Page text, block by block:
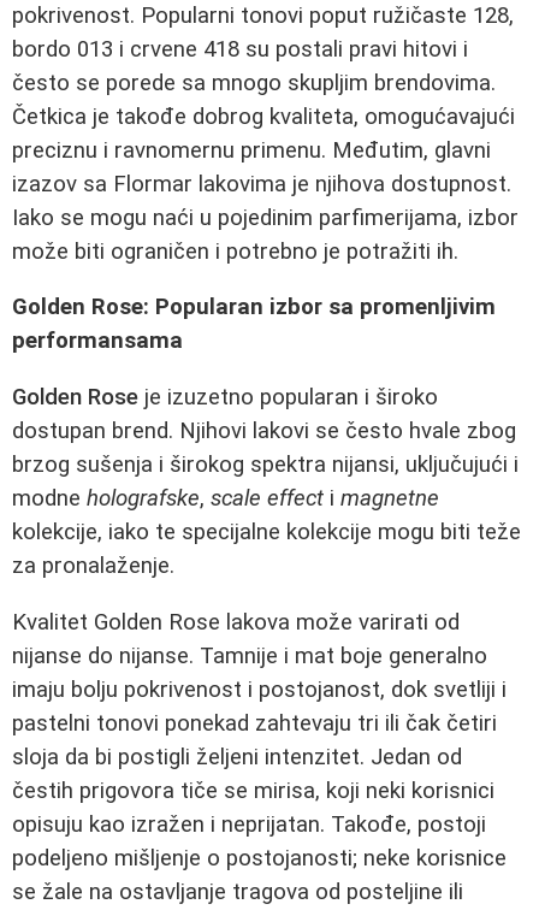
pokrivenost. Popularni tonovi poput ružičaste 128,
bordo 013 i crvene 418 su postali pravi hitovi i
često se porede sa mnogo skupljim brendovima.
Četkica je takođe dobrog kvaliteta, omogućavajući
preciznu i ravnomernu primenu. Međutim, glavni
izazov sa Flormar lakovima je njihova dostupnost.
Iako se mogu naći u pojedinim parfimerijama, izbor
može biti ograničen i potrebno je potražiti ih.
Golden Rose: Popularan izbor sa promenljivim
performansama
Golden Rose je izuzetno popularan i široko
dostupan brend. Njihovi lakovi se često hvale zbog
brzog sušenja i širokog spektra nijansi, uključujući i
modne holografske, scale effect i magnetne
kolekcije, iako te specijalne kolekcije mogu biti teže
za pronalaženje.
Kvalitet Golden Rose lakova može varirati od
nijanse do nijanse. Tamnije i mat boje generalno
imaju bolju pokrivenost i postojanost, dok svetliji i
pastelni tonovi ponekad zahtevaju tri ili čak četiri
sloja da bi postigli željeni intenzitet. Jedan od
čestih prigovora tiče se mirisa, koji neki korisnici
opisuju kao izražen i neprijatan. Takođe, postoji
podeljeno mišljenje o postojanosti; neke korisnice
se žale na ostavljanje tragova od posteljine ili